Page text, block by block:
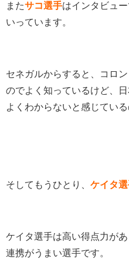
またサコ選手はインタビュ
いっています。
セネガルからすると、コロ
のでよく知っているけど、
よくわからないと感じている
そしてもうひとり、 ケイタ
ケイタ選手は高い得点力が
連携がうまい選手です。